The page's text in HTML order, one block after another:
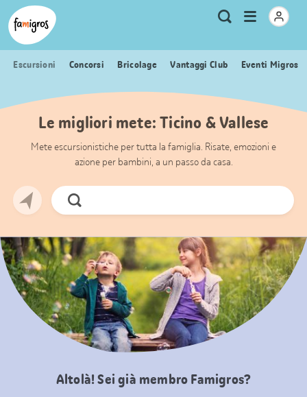
Navigazione
segnalibri
Header
Logo Metanavigazione
Ricerca
Apri
menu
Escursioni Concorsi Bricolage Vantaggi Club Eventi Migros
Le migliori mete: Ticino & Vallese
Mete escursionistiche per tutta la famiglia. Risate, emozioni e
azione per bambini, a un passo da casa.
Cerca
ora
Altolà! Sei già membro Famigros?